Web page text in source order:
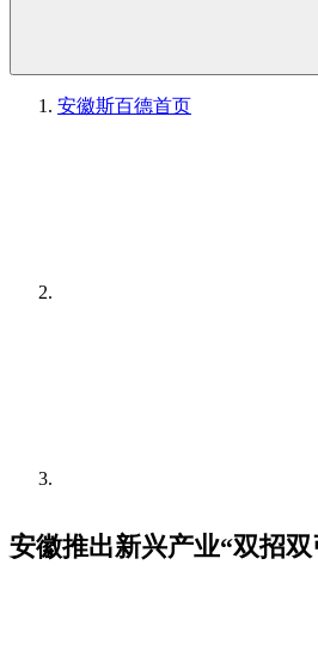
安徽斯百德首页
安徽推出新兴产业“双招双